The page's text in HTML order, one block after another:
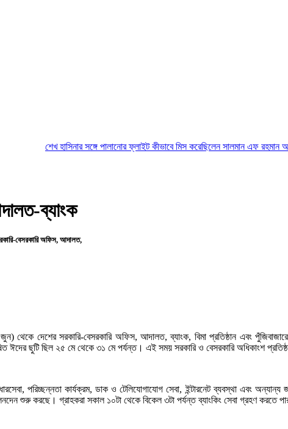
শেখ হাসিনার সঙ্গে পালানোর ফ্লাইট কীভাবে মিস করেছিলেন সালমান এফ রহমানঅস্ত্র-সংকট
ব্যাংক
বেসরকারি অফিস, আদালত,
দেশের সরকারি-বেসরকারি অফিস, আদালত, ব্যাংক, বিমা প্রতিষ্ঠান এবং পুঁজিবাজারে
ঈদের ছুটি ছিল ২৫ মে থেকে ৩১ মে পর্যন্ত। এই সময় সরকারি ও বেসরকারি অধিকাংশ
পরিচ্ছন্নতা কার্যক্রম, ডাক ও টেলিযোগাযোগ সেবা, ইন্টারনেট ব্যবস্থা এবং
শুরু করছে। গ্রাহকরা সকাল ১০টা থেকে বিকেল ৩টা পর্যন্ত ব্যাংকিং সেবা গ্রহণ করতে